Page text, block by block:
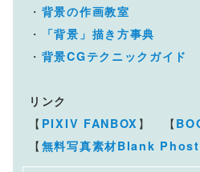
・ 背景の作画教室
・ 「背景」描き方事典
・ 背景CGテクニックガイド
リンク
【 PIXIV FANBOX 】 【
【 無料写真素材Blank